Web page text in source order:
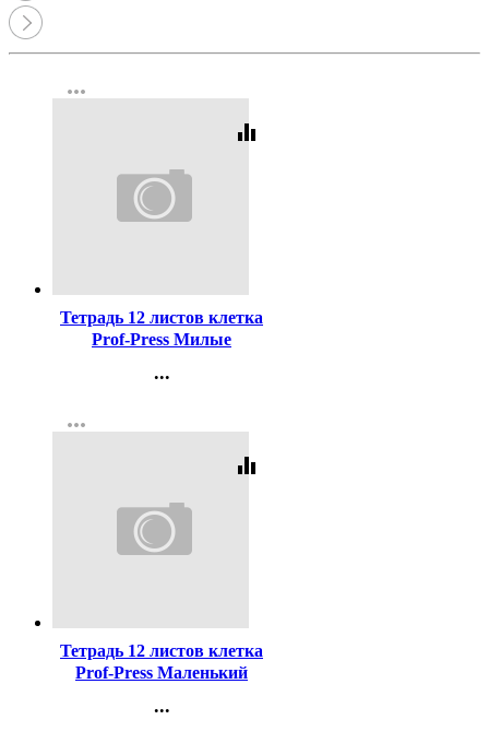
more_horiz
equalizer
Тетрадь 12 листов клетка
Prof-Press Милые
мелованная обложка
...
Регистрация
more_horiz
equalizer
Тетрадь 12 листов клетка
Prof-Press Маленький
обложка ассорти арт.12-
...